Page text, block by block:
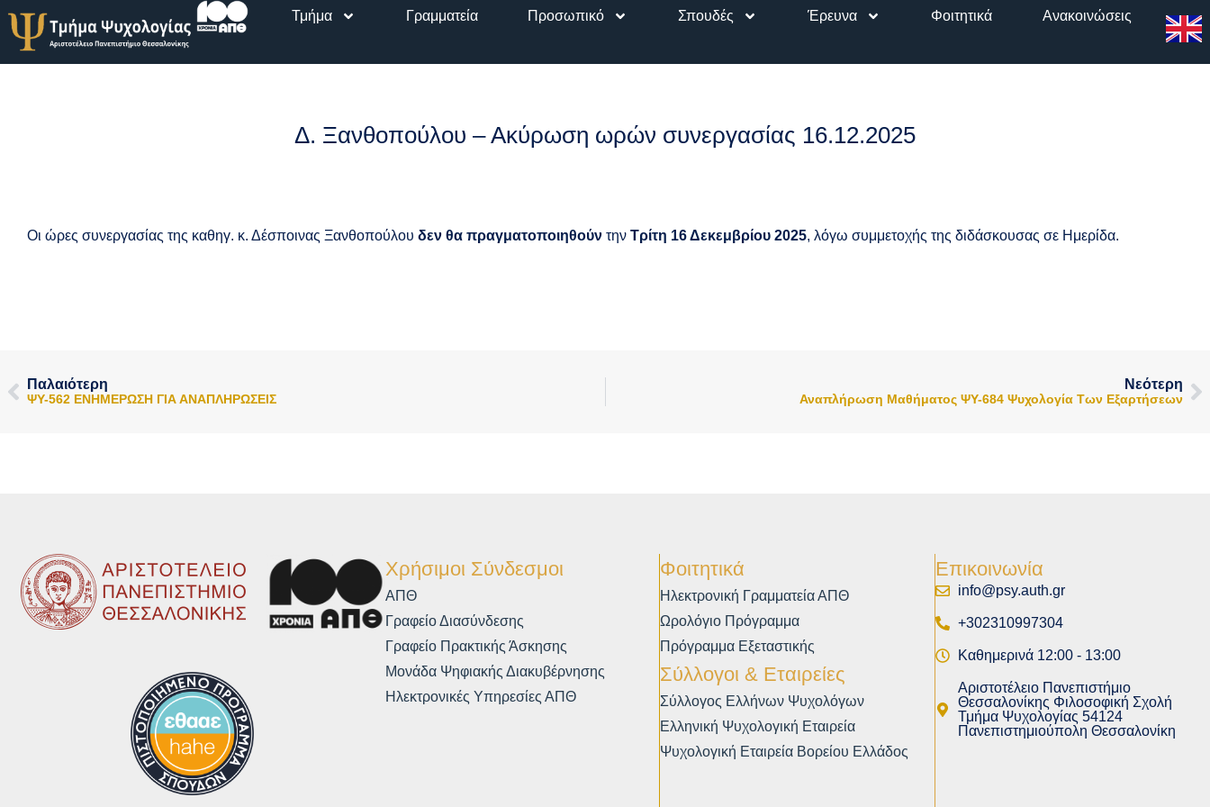
Περιεχόμενο
Τμήμα Γραμματεία Προσωπικό Σπουδές Έρευνα Φοιτητικά Ανακοινώσεις
Δ. Ξανθοπούλου – Ακύρωση ωρών συνεργασίας 16.12.2025
Οι ώρες συνεργασίας της καθηγ. κ. Δέσποινας Ξανθοπούλου δεν θα πραγματοποιηθούν την Τρίτη 16 Δεκεμβρίου 2025, λόγω συμμετοχής της διδάσκουσας σε Ημερίδα.
Παλαιότερη
ΨY-562 ΕΝΗΜΕΡΩΣΗ ΓΙΑ ΑΝΑΠΛΗΡΩΣΕΙΣ
Νεότερη
Αναπλήρωση Μαθήματος ΨΥ-684 Ψυχολογία Των Εξαρτήσεων
Χρήσιμοι Σύνδεσμοι
ΑΠΘ
Γραφείο Διασύνδεσης
Γραφείο Πρακτικής Άσκησης
Μονάδα Ψηφιακής Διακυβέρνησης
Ηλεκτρονικές Υπηρεσίες ΑΠΘ
Φοιτητικά
Ηλεκτρονική Γραμματεία ΑΠΘ
Ωρολόγιο Πρόγραμμα
Πρόγραμμα Εξεταστικής
Σύλλογοι & Εταιρείες
Σύλλογος Ελλήνων Ψυχολόγων
Ελληνική Ψυχολογική Εταιρεία
Ψυχολογική Εταιρεία Βορείου Ελλάδος
Επικοινωνία
info@psy.auth.gr
+302310997304
Καθημερινά 12:00 - 13:00
Αριστοτέλειο Πανεπιστήμιο
Θεσσαλονίκης Φιλοσοφική Σχολή
Τμήμα Ψυχολογίας 54124
Πανεπιστημιούπολη Θεσσαλονίκη